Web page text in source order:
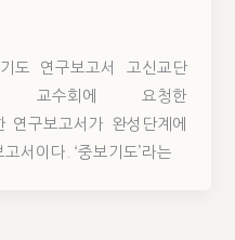
도 연구보고서 고신교단
교수회에 요청한
구보고서가 완성단계에
서이다. ‘중보기도’라는